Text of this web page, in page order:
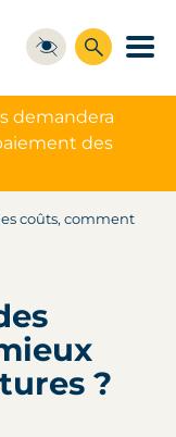
demandera
des
coûts, comment
?